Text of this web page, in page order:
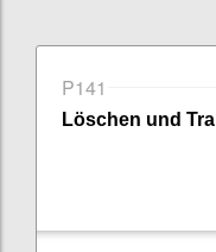
P141
Löschen und